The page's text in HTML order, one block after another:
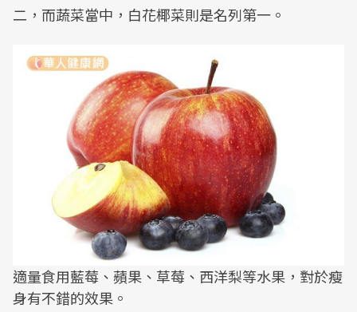
二，而蔬菜當中，白花椰菜則是名列第一。
適量食用藍莓、蘋果、草莓、西洋梨等水果，對於瘦
身有不錯的效果。